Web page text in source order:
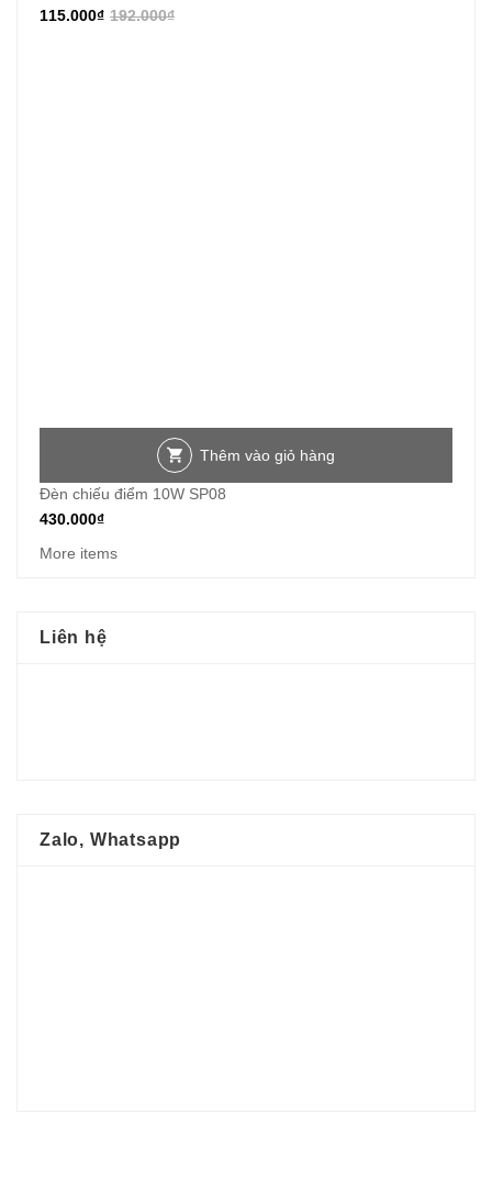
192.000₫
115.000₫
Thêm vào giỏ hàng
Đèn chiếu điểm 10W SP08
430.000₫
More items
Liên hệ
Zalo, Whatsapp